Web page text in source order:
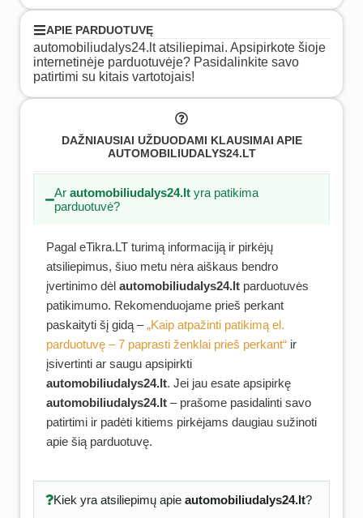
APIE PARDUOTUVĘ
automobiliudalys24.lt atsiliepimai. Apsipirkote šioje
internetinėje parduotuvėje? Pasidalinkite savo
patirtimi su kitais vartotojais!
DAŽNIAUSIAI UŽDUODAMI KLAUSIMAI APIE
AUTOMOBILIUDALYS24.LT
Arautomobiliudalys24.lt yra patikima
parduotuvė?
Pagal eTikra.LT turimą informaciją ir pirkėjų
atsiliepimus, šiuo metu nėra aiškaus bendro
įvertinimo dėl automobiliudalys24.lt parduotuvės
patikimumo. Rekomenduojame prieš perkant
paskaityti šį gidą –„Kaip atpažinti patikimą el.
parduotuvę – 7 paprasti ženklai prieš perkant“ ir
įsivertinti ar saugu apsipirkti
automobiliudalys24.lt. Jei jau esate apsipirkę
automobiliudalys24.lt – prašome pasidalinti savo
patirtimi ir padėti kitiems pirkėjams daugiau sužinoti
apie šią parduotuvę.
Kiek yra atsiliepimų apie automobiliudalys24.lt?